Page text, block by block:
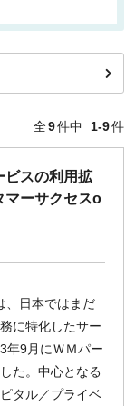
全9件中 1-9件
ビスの利用拡
マーサクセスo
、日本ではまだ
に特化したサー
年9月にＷＭパー
た。中心となる
タル／プライベ